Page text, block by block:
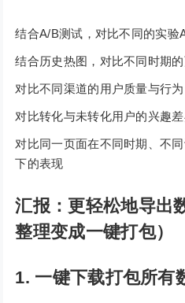
结合A/B测试，对比不同的实验
结合历史热图，对比不同时期
对比不同渠道的用户质量与行为
对比转化与未转化用户的兴趣
对比同一页面在不同时期、不
下的表现
汇报：更轻松地导出
整理变成一键打包）
1. 一键下载打包所有